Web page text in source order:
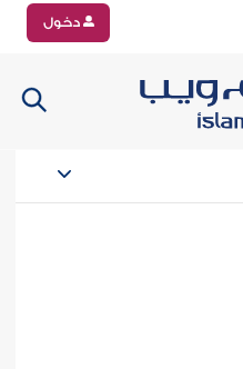
دخول